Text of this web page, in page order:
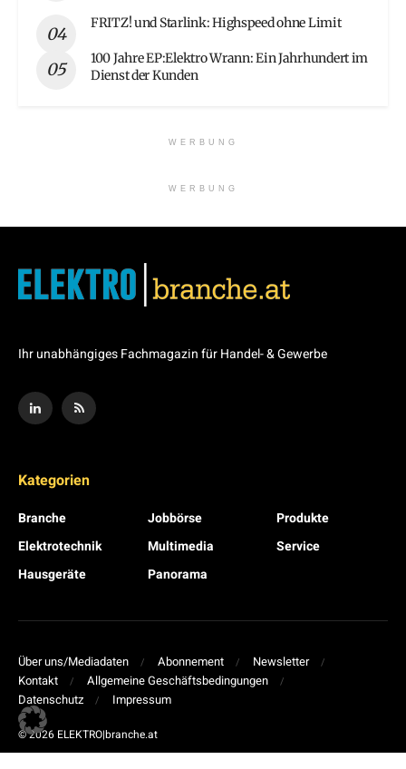
FRITZ! und Starlink: Highspeed ohne Limit
100 Jahre EP:Elektro Wrann: Ein Jahrhundert im
Dienst der Kunden
WERBUNG
WERBUNG
Ihr unabhängiges Fachmagazin für Handel- & Gewerbe
Kategorien
Branche
Elektrotechnik
Hausgeräte
Jobbörse
Multimedia
Panorama
Produkte
Service
Über uns/Mediadaten Abonnement
Newsletter
Kontakt
Allgemeine Geschäftsbedingungen
Datenschutz
Impressum
© 2026 ELEKTRO|branche.at